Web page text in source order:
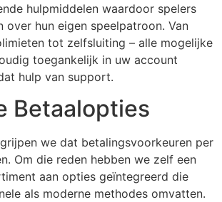
hulpmiddelen waardoor spelers
over hun eigen speelpatroon. Van
tot zelfsluiting – alle mogelijke
toegankelijk in uw account
hulp van support.
Betaalopties
we dat betalingsvoorkeuren per
Om die reden hebben we zelf een
aan opties geïntegreerd die
als moderne methodes omvatten.